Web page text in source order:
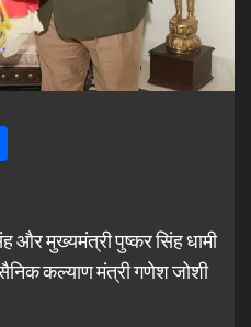
और मुख्यमंत्री पुष्कर सिंह धामी
कल्याण मंत्री गणेश जोशी